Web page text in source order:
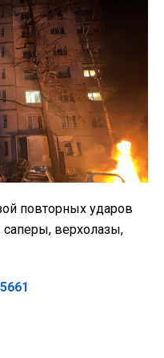
повторных ударов
саперы, верхолазы,